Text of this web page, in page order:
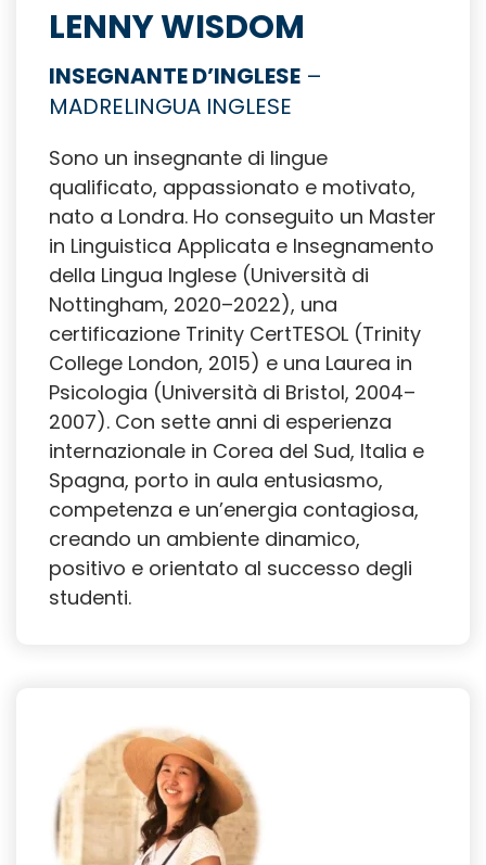
LENNY WISDOM
INSEGNANTE D’INGLESE –
MADRELINGUA INGLESE
Sono un insegnante di lingue
qualificato, appassionato e motivato,
nato a Londra. Ho conseguito un Master
in Linguistica Applicata e Insegnamento
della Lingua Inglese (Università di
Nottingham, 2020–2022), una
certificazione Trinity CertTESOL (Trinity
College London, 2015) e una Laurea in
Psicologia (Università di Bristol, 2004–
2007). Con sette anni di esperienza
internazionale in Corea del Sud, Italia e
Spagna, porto in aula entusiasmo,
competenza e un’energia contagiosa,
creando un ambiente dinamico,
positivo e orientato al successo degli
studenti.